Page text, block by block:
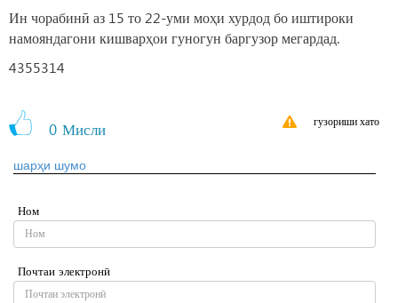
Ин чорабинӣ аз 15 то 22-уми моҳи хурдод бо иштироки
намояндагони кишварҳои гуногун баргузор мегардад.
4355314
0 Мисли гузориши хато
шарҳи шумо
Ном
Почтаи электронӣ